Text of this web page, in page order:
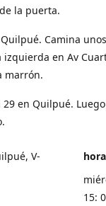
la puerta.
Camina
izquierda en Av
marrón.
en Quilpué.
V-
15: